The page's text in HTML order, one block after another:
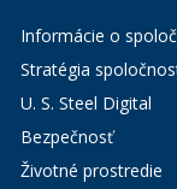
Informácie o
Stratégia
U. S. Steel Digital
Bezpečnosť
Životné prostredie